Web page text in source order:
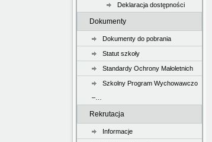
Deklaracja dostępności
Dokumenty
Dokumenty do pobrania
Statut szkoły
Standardy Ochrony Małoletnich
Szkolny Program Wychowawczo
–…
Rekrutacja
Informacje